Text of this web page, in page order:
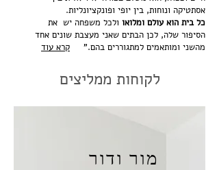
אסתטיקה ונוחות, בין יופי ופונקציונליות.
כל בית הוא עולם ומלואו ולכל משפחה יש את
הסיפור שלה, לכן הבתים שאני מעצבת שונים אחד
מהשני ומותאמים למתגוררים בהם."
קרא עוד
לקוחות ממליצים
מור ודור